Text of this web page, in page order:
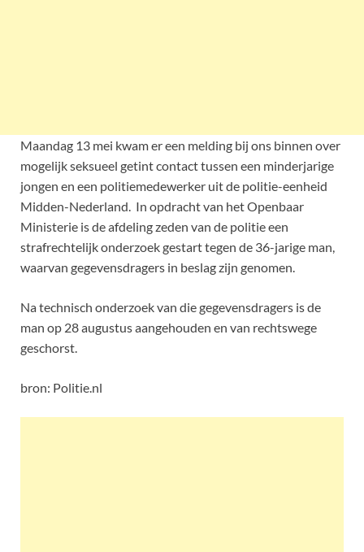
Maandag 13 mei kwam er een melding bij ons binnen over
mogelijk seksueel getint contact tussen een minderjarige
jongen en een politiemedewerker uit de politie-eenheid
Midden-Nederland. In opdracht van het Openbaar
Ministerie is de afdeling zeden van de politie een
strafrechtelijk onderzoek gestart tegen de 36-jarige man,
waarvan gegevensdragers in beslag zijn genomen.
Na technisch onderzoek van die gegevensdragers is de
man op 28 augustus aangehouden en van rechtswege
geschorst.
bron: Politie.nl